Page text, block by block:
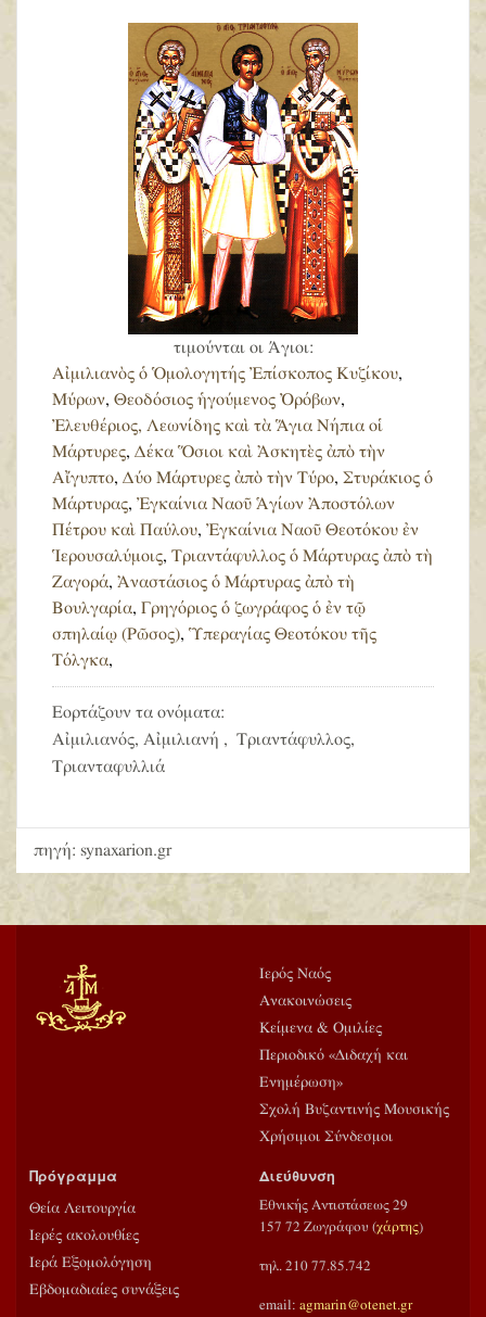
τιμούνται οι Άγιοι:
Αἰμιλιανὸς ὁ Ὁμολογητής Ἐπίσκοπος Κυζίκου,
Μύρων, Θεοδόσιος ἡγούμενος Ὀρόβων,
Ἐλευθέριος, Λεωνίδης καὶ τὰ Ἅγια Νήπια οἱ
Μάρτυρες, Δέκα Ὅσιοι καὶ Ἀσκητὲς ἀπὸ τὴν
Αἴγυπτο, Δύο Μάρτυρες ἀπὸ τὴν Τύρο, Στυράκιος ὁ
Μάρτυρας, Ἐγκαίνια Ναοῦ Ἁγίων Ἀποστόλων
Πέτρου καὶ Παύλου, Ἐγκαίνια Ναοῦ Θεοτόκου ἐν
Ἱερουσαλύμοις, Τριαντάφυλλος ὁ Μάρτυρας ἀπὸ τὴ
Ζαγορά, Ἀναστάσιος ὁ Μάρτυρας ἀπὸ τὴ
Βουλγαρία, Γρηγόριος ὁ ζωγράφος ὁ ἐν τῷ
σπηλαίῳ (Ρῶσος), Ὑπεραγίας Θεοτόκου τῆς
Τόλγκα,
Εορτάζουν τα ονόματα:
Αἰμιλιανός, Αἰμιλιανή , Τριαντάφυλλος,
Τριανταφυλλιά
πηγή: synaxarion.gr
Ιερός Ναός
Ανακοινώσεις
Κείμενα & Ομιλίες
Περιοδικό «Διδαχή και
Ενημέρωση»
Σχολή Βυζαντινής Μουσικής
Χρήσιμοι Σύνδεσμοι
Πρόγραμμα
Θεία Λειτουργία
Ιερές ακολουθίες
Ιερά Εξομολόγηση
Εβδομαδιαίες συνάξεις
Διεύθυνση
Εθνικής Αντιστάσεως 29
157 72 Ζωγράφου (χάρτης)
τηλ. 210 77.85.742
email: agmarin@otenet.gr